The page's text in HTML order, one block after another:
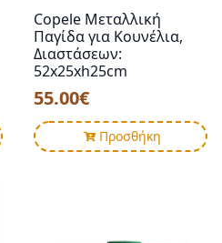
Copele Μεταλλική
Παγίδα για Κουνέλια,
Διαστάσεων:
52x25xh25cm
55.00€
Προσθήκη